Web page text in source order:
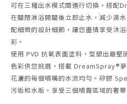
可在三種出水模式間進行切換，搭配
在關閉淋浴開關後立即止水，減少滴
配細微的設計細節，讓您盡情享受沐
彩。
使用 PVD 抗氧表面塗料，型塑出最堅
色彩供您挑選，搭載 DreamSpray®
花灑的每個噴嘴的水流均勻。矽膠
污垢和水垢。享受三個噴霧區域的奢華